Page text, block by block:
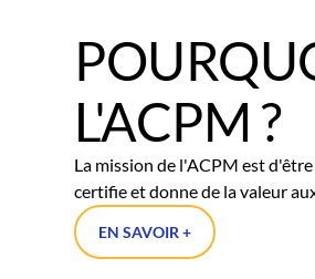
L'ACPM ?
La mission de l'ACPM est
certifie et donne de la valeur
EN SAVOIR +